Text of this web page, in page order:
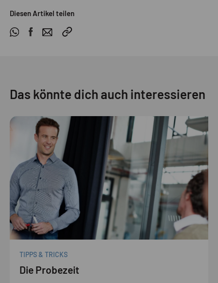
Diesen Artikel teilen
Das könnte dich auch interessieren
TIPPS & TRICKS
Die Probezeit